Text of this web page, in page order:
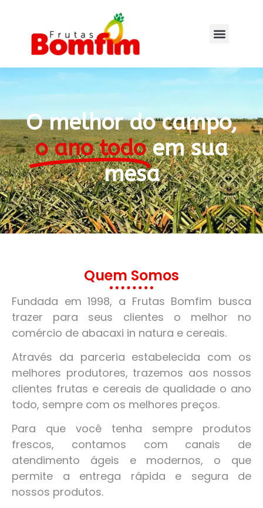
O melhor do campo,
o ano todo em sua
mesa
Quem Somos
Fundada em 1998, a Frutas Bomfim busca
trazer para seus clientes o melhor no
comércio de abacaxi in natura e cereais.
Através da parceria estabelecida com os
melhores produtores, trazemos aos nossos
clientes frutas e cereais de qualidade o ano
todo, sempre com os melhores preços.
Para que você tenha sempre produtos
frescos, contamos com canais de
atendimento ágeis e modernos, o que
permite a entrega rápida e segura de
nossos produtos.